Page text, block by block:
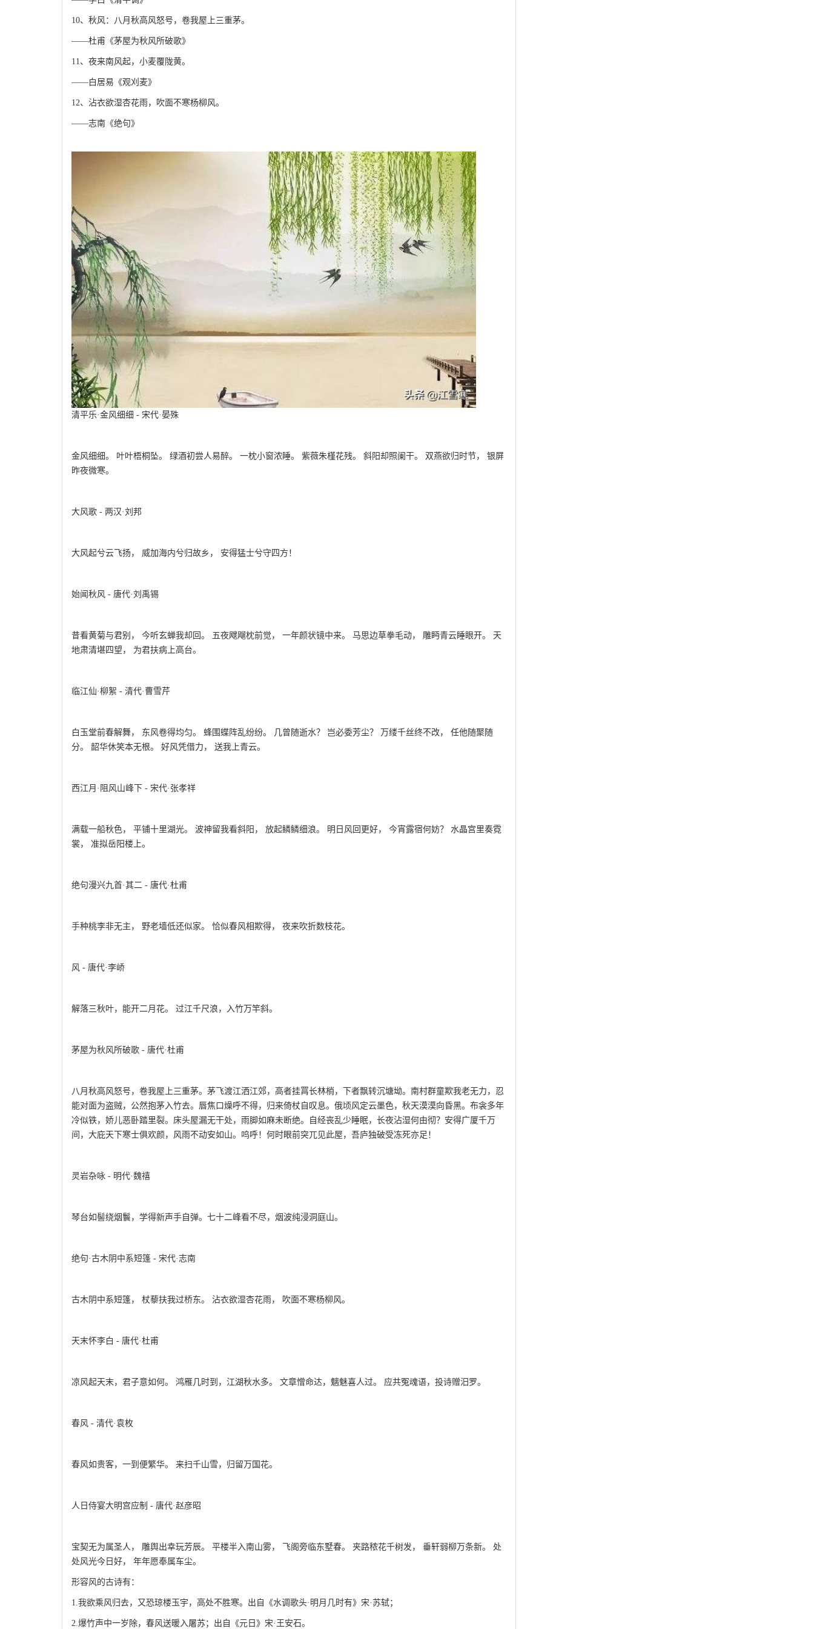
10、秋风：八月秋高风怒号，卷我屋上三重茅。
——杜甫《茅屋为秋风所破歌》
11、夜来南风起，小麦覆陇黄。
——白居易《观刈麦》
12、沾衣欲湿杏花雨，吹面不寒杨柳风。
——志南《绝句》
清平乐·金风细细 - 宋代·晏殊
金风细细。 叶叶梧桐坠。 绿酒初尝人易醉。 一枕小窗浓睡。 紫薇朱槿花残。 斜阳却照阑干。 双燕欲归时节， 银屏
昨夜微寒。
大风歌 - 两汉·刘邦
大风起兮云飞扬， 威加海内兮归故乡， 安得猛士兮守四方！
始闻秋风 - 唐代·刘禹锡
昔看黄菊与君别， 今听玄蝉我却回。 五夜飕飗枕前觉， 一年颜状镜中来。 马思边草拳毛动， 雕眄青云睡眼开。 天
地肃清堪四望， 为君扶病上高台。
临江仙·柳絮 - 清代·曹雪芹
白玉堂前春解舞， 东风卷得均匀。 蜂围蝶阵乱纷纷。 几曾随逝水？ 岂必委芳尘？ 万缕千丝终不改， 任他随聚随
分。 韶华休笑本无根。 好风凭借力， 送我上青云。
西江月·阻风山峰下 - 宋代·张孝祥
满载一船秋色， 平铺十里湖光。 波神留我看斜阳， 放起鳞鳞细浪。 明日风回更好， 今宵露宿何妨？ 水晶宫里奏霓
裳， 准拟岳阳楼上。
绝句漫兴九首·其二 - 唐代·杜甫
手种桃李非无主， 野老墙低还似家。 恰似春风相欺得， 夜来吹折数枝花。
风 - 唐代·李峤
解落三秋叶，能开二月花。 过江千尺浪，入竹万竿斜。
茅屋为秋风所破歌 - 唐代·杜甫
八月秋高风怒号，卷我屋上三重茅。茅飞渡江洒江郊，高者挂罥长林梢，下者飘转沉塘坳。南村群童欺我老无力，忍
能对面为盗贼，公然抱茅入竹去。唇焦口燥呼不得，归来倚杖自叹息。俄顷风定云墨色，秋天漠漠向昏黑。布衾多年
冷似铁，娇儿恶卧踏里裂。床头屋漏无干处，雨脚如麻未断绝。自经丧乱少睡眠，长夜沾湿何由彻？安得广厦千万
间，大庇天下寒士俱欢颜，风雨不动安如山。呜呼！何时眼前突兀见此屋，吾庐独破受冻死亦足！
灵岩杂咏 - 明代·魏禧
琴台如髻绕烟鬟，学得新声手自弹。七十二峰看不尽，烟波纯浸洞庭山。
绝句·古木阴中系短篷 - 宋代·志南
古木阴中系短篷， 杖藜扶我过桥东。 沾衣欲湿杏花雨， 吹面不寒杨柳风。
天末怀李白 - 唐代·杜甫
凉风起天末，君子意如何。 鸿雁几时到，江湖秋水多。 文章憎命达，魑魅喜人过。 应共冤魂语，投诗赠汨罗。
春风 - 清代·袁枚
春风如贵客，一到便繁华。 来扫千山雪，归留万国花。
人日侍宴大明宫应制 - 唐代·赵彦昭
宝契无为属圣人， 雕舆出幸玩芳辰。 平楼半入南山雾， 飞阁旁临东墅春。 夹路秾花千树发， 垂轩弱柳万条新。 处
处风光今日好， 年年愿奉属车尘。
形容风的古诗有：
1.我欲乘风归去，又恐琼楼玉宇，高处不胜寒。出自《水调歌头·明月几时有》宋·苏轼；
2.爆竹声中一岁除，春风送暖入屠苏；出自《元日》宋·王安石。